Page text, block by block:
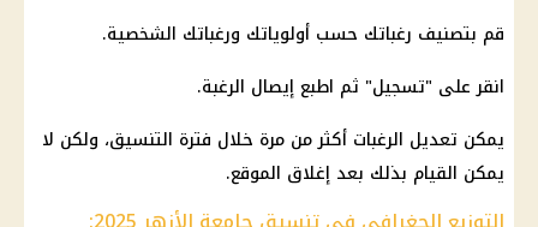
قم بتصنيف رغباتك حسب أولوياتك ورغباتك الشخصية.
انقر على "تسجيل" ثم اطبع إيصال الرغبة.
يمكن تعديل الرغبات أكثر من مرة خلال فترة التنسيق، ولكن لا
يمكن القيام بذلك بعد إغلاق الموقع.